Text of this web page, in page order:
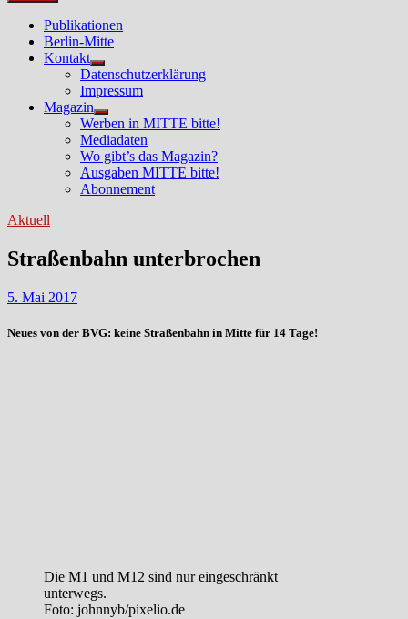
Publikationen
Berlin-Mitte
Kontakt
Untermenü
anzeigen
Datenschutzerklärung
Impressum
Magazin
Untermenü
anzeigen
Werben in MITTE bitte!
Mediadaten
Wo gibt’s das Magazin?
Ausgaben MITTE bitte!
Abonnement
Aktuell
Straßenbahn unterbrochen
5. Mai 2017
Neues von der BVG: keine Straßenbahn in Mitte für 14 Tage!
Die M1 und M12 sind nur eingeschränkt
unterwegs.
Foto: johnnyb/pixelio.de